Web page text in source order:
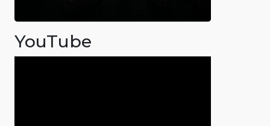
YouTube